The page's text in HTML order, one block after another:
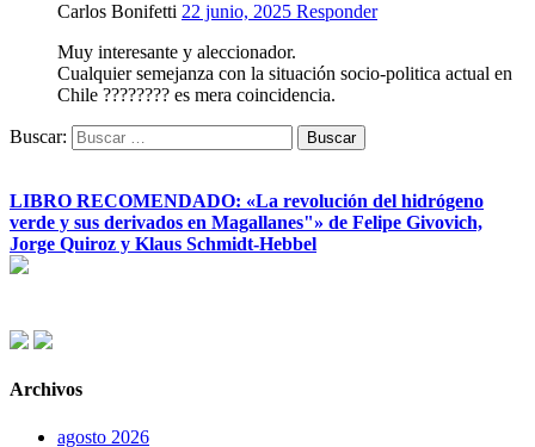
Carlos Bonifetti 22 junio, 2025 Responder
Muy interesante y aleccionador.
Cualquier semejanza con la situación socio-politica actual en
Chile ???????? es mera coincidencia.
Buscar:
LIBRO RECOMENDADO: «La revolución del hidrógeno
verde y sus derivados en Magallanes"» de Felipe Givovich,
Jorge Quiroz y Klaus Schmidt-Hebbel
Archivos
agosto 2026